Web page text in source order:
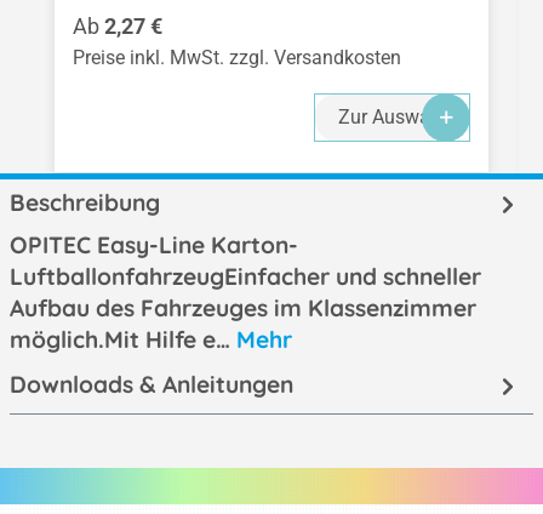
Regulärer Preis:
Ab2,27 €
Preise inkl. MwSt. zzgl. Versandkosten
Zur Auswahl
Beschreibung
OPITEC Easy-Line Karton-
LuftballonfahrzeugEinfacher und schneller
Aufbau des Fahrzeuges im Klassenzimmer
möglich.Mit Hilfe e… Mehr
Downloads & Anleitungen